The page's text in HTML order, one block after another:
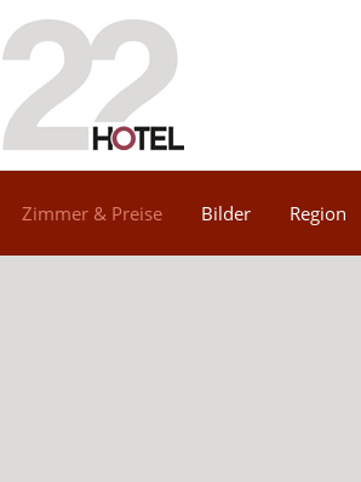
Zimmer & Preise Bilder Region